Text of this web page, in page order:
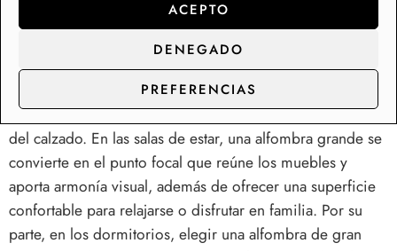
ACEPTO
DENEGADO
PREFERENCIAS
transformar la entrada, la sala de estar o el dormitorio en
espacios mucho más cálidos y acogedores. En las
entradas, una alfombra amplia no solo recibe a tus visitas
con un toque de estilo, sino que también ayuda a
mantener la limpieza al atrapar la suciedad y la humedad
del calzado. En las salas de estar, una alfombra grande se
convierte en el punto focal que reúne los muebles y
aporta armonía visual, además de ofrecer una superficie
confortable para relajarse o disfrutar en familia. Por su
parte, en los dormitorios, elegir una alfombra de gran